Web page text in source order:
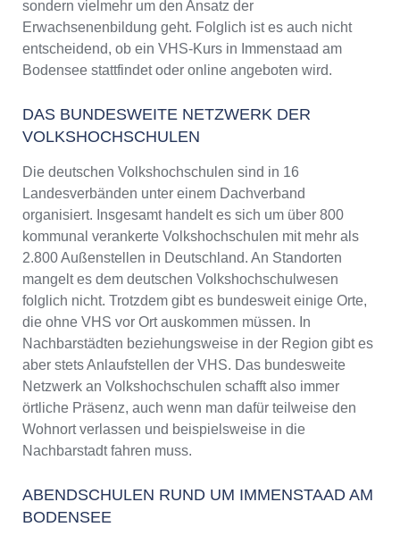
sondern vielmehr um den Ansatz der
Erwachsenenbildung geht. Folglich ist es auch nicht
entscheidend, ob ein VHS-Kurs in Immenstaad am
Bodensee stattfindet oder online angeboten wird.
DAS BUNDESWEITE NETZWERK DER
VOLKSHOCHSCHULEN
Die deutschen Volkshochschulen sind in 16
Landesverbänden unter einem Dachverband
organisiert. Insgesamt handelt es sich um über 800
kommunal verankerte Volkshochschulen mit mehr als
2.800 Außenstellen in Deutschland. An Standorten
mangelt es dem deutschen Volkshochschulwesen
folglich nicht. Trotzdem gibt es bundesweit einige Orte,
die ohne VHS vor Ort auskommen müssen. In
Nachbarstädten beziehungsweise in der Region gibt es
aber stets Anlaufstellen der VHS. Das bundesweite
Netzwerk an Volkshochschulen schafft also immer
örtliche Präsenz, auch wenn man dafür teilweise den
Wohnort verlassen und beispielsweise in die
Nachbarstadt fahren muss.
ABENDSCHULEN RUND UM IMMENSTAAD AM
BODENSEE